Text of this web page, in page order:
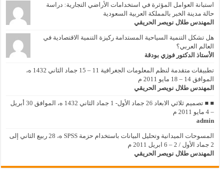
العوامل المؤثرة في استخدامات الأراضي التجارية: دراسة
مدينة الخبر بالمملكة العربية السعودية
طلال نويصر الحريقي
تشكل التنمية السياحية المستدامة ركيزة التنمية الاقتصادية في
العربي؟
الدكتور فوزي بودقة
تطبيقات متقدمة لنظم المعلومات الجغرافية 11 – 15 جماد الثاني 1432 ه،
14 – 18 مايو 2011 م
طلال نويصر الحريقي
■ ■ تصميم ثلاثي الابعاد 26 جماد الأول- 1 جماد الثاني 1432 ه، الموافق 30 أبريل
المسوحات الميدانية وتحليل البيانات باستخدام حزمة SPSS ه، 28 ربيع الثاني إلى
طلال نويصر الحريقي